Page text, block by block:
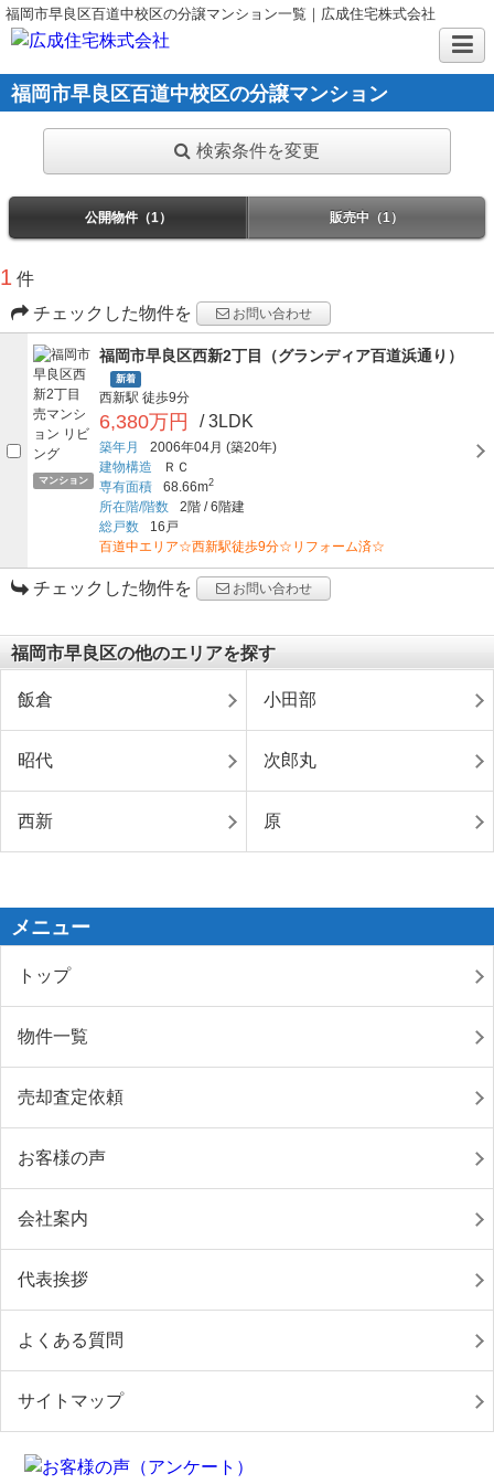
福岡市早良区百道中校区の分譲マンション一覧｜広成住宅株式会社
福岡市早良区百道中校区の分譲マンション
検索条件を変更
公開物件（1） 販売中（1）
1 件
チェックした物件を
お問い合わせ
マンション
福岡市早良区西新2丁目（グランディア百道浜通り）
新着
西新駅 徒歩9分
6,380万円 / 3LDK
築年月 2006年04月 (築20年)
建物構造
ＲＣ
専有面積
68.66m2
所在階/階数 2階 /6階建
総戸数
16戸
百道中エリア☆西新駅徒歩9分☆リフォーム済☆
チェックした物件を お問い合わせ
福岡市早良区の他のエリアを探す
飯倉 小田部
昭代 次郎丸
西新 原
メニュー
トップ
物件一覧
売却査定依頼
お客様の声
会社案内
代表挨拶
よくある質問
サイトマップ